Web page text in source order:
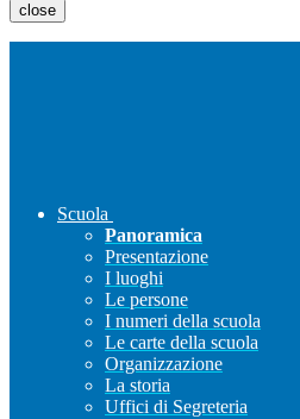
close
Scuola
Panoramica
Presentazione
I luoghi
Le persone
I numeri della scuola
Le carte della scuola
Organizzazione
La storia
Uffici di Segreteria